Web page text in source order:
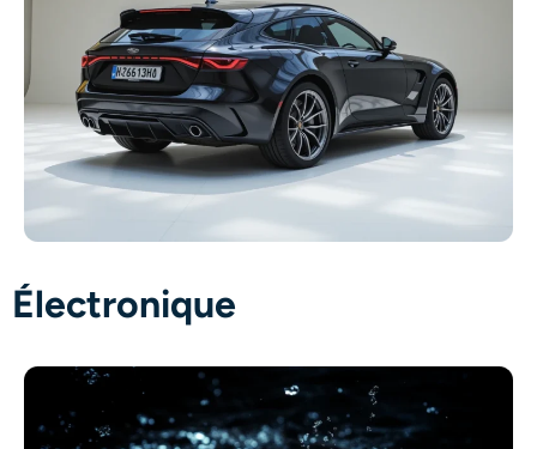
Électronique